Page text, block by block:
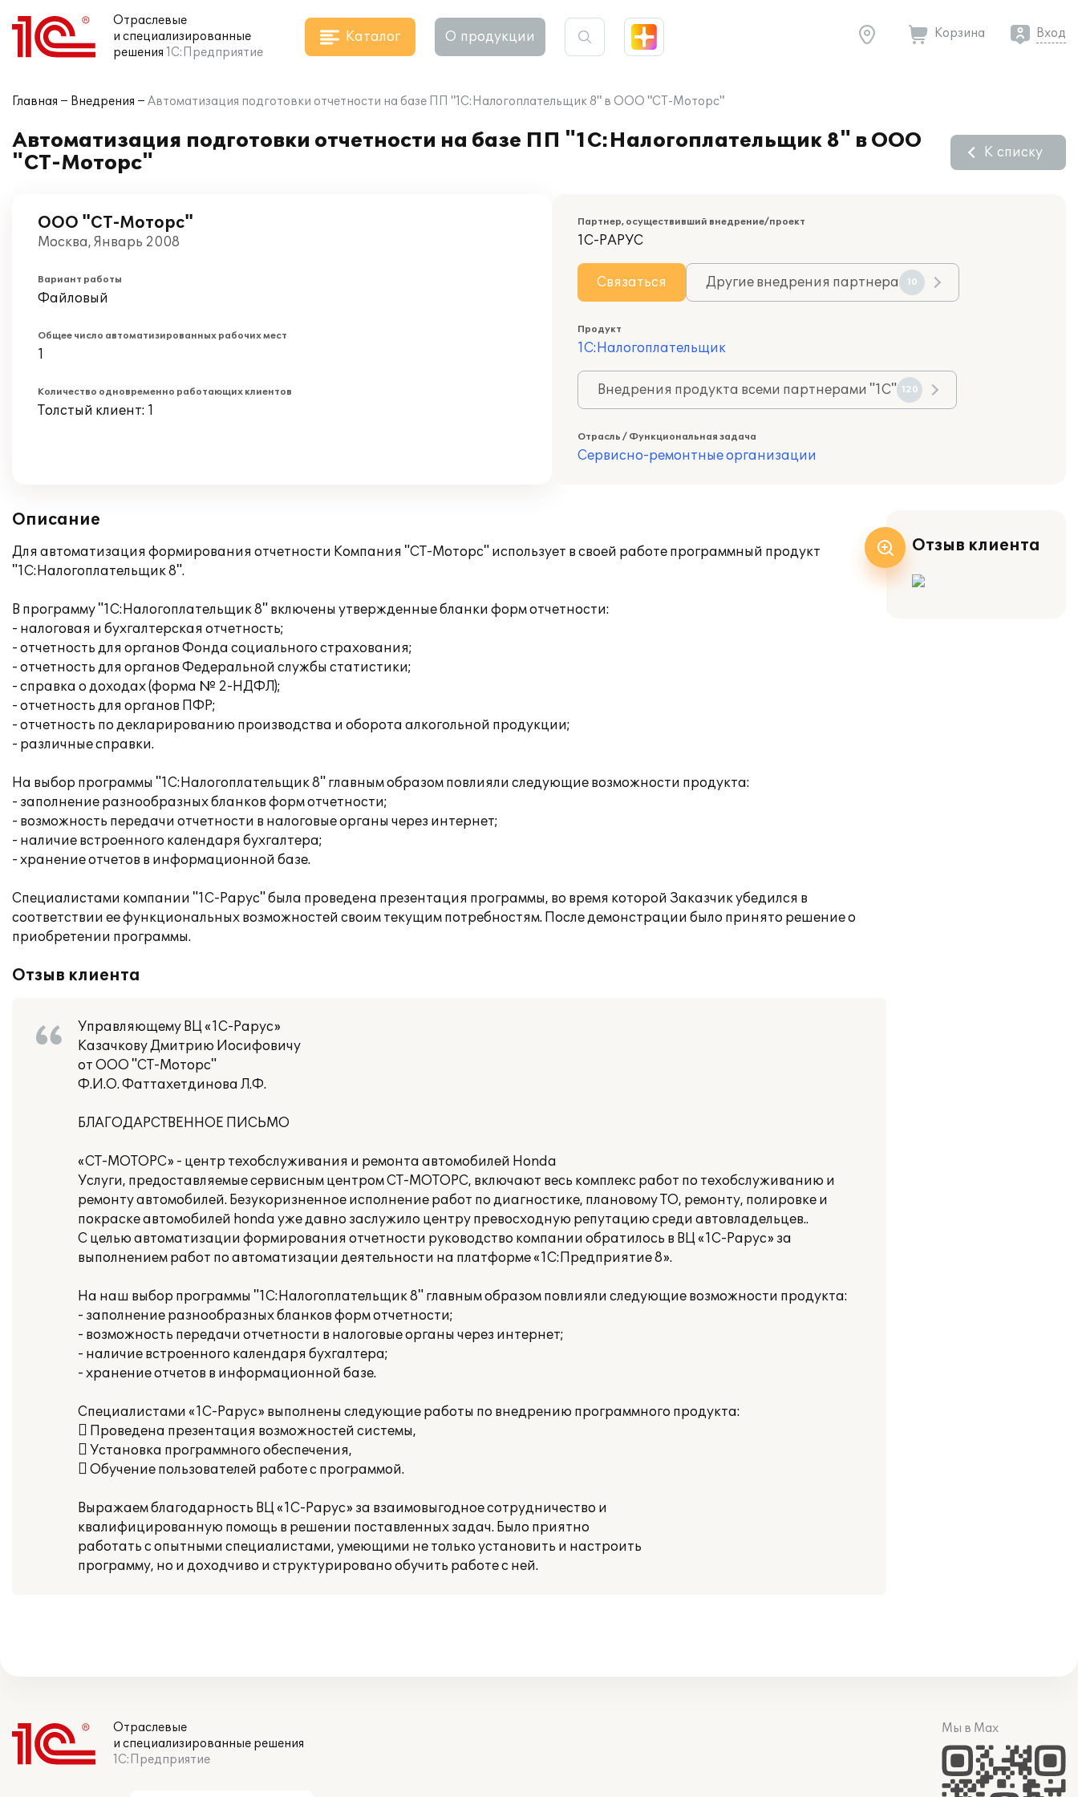
Отраслевые
и специализированные
решения 1С:Предприятие
Каталог О продукции Корзина Вход
Главная Внедрения Автоматизация подготовки отчетности на базе ПП "1С:Налогоплательщик 8" в ООО "СТ-Моторс"
Автоматизация подготовки отчетности на базе ПП "1С:Налогоплательщик 8" в ООО
"СТ-Моторс"
К списку
ООО "СТ-Моторс"
Москва, Январь 2008
Вариант работы
Файловый
Общее число автоматизированных рабочих мест
1
Количество одновременно работающих клиентов
Толстый клиент: 1
Партнер, осуществивший внедрение/проект
1С-РАРУС
Связаться Другие внедрения партнера 10
Продукт
1С:Налогоплательщик
Внедрения продукта всеми партнерами "1С" 120
Отрасль / Функциональная задача
Сервисно-ремонтные организации
Описание
Для автоматизация формирования отчетности Компания "СТ-Моторс" использует в своей работе программный продукт
"1С:Налогоплательщик 8".
В программу "1C:Налогоплательщик 8" включены утвержденные бланки форм отчетности:
- налоговая и бухгалтерская отчетность;
- отчетность для органов Фонда социального страхования;
- отчетность для органов Федеральной службы статистики;
- справка о доходах (форма № 2-НДФЛ);
- отчетность для органов ПФР;
- отчетность по декларированию производства и оборота алкогольной продукции;
- различные справки.
На выбор программы "1С:Налогоплательщик 8" главным образом повлияли следующие возможности продукта:
- заполнение разнообразных бланков форм отчетности;
- возможность передачи отчетности в налоговые органы через интернет;
- наличие встроенного календаря бухгалтера;
- хранение отчетов в информационной базе.
Специалистами компании "1С-Рарус" была проведена презентация программы, во время которой Заказчик убедился в
соответствии ее функциональных возможностей своим текущим потребностям. После демонстрации было принято решение о
приобретении программы.
Отзыв клиента
Управляющему ВЦ «1С-Рарус»
Казачкову Дмитрию Иосифовичу
от ООО "СТ-Моторс"
Ф.И.О. Фаттахетдинова Л.Ф.
БЛАГОДАРСТВЕННОЕ ПИСЬМО
«СТ-МОТОРС» - центр техобслуживания и ремонта автомобилей Honda
Услуги, предоставляемые сервисным центром СТ-МОТОРС, включают весь комплекс работ по техобслуживанию и
ремонту автомобилей. Безукоризненное исполнение работ по диагностике, плановому ТО, ремонту, полировке и
покраске автомобилей honda уже давно заслужило центру превосходную репутацию среди автовладельцев..
С целью автоматизации формирования отчетности руководство компании обратилось в ВЦ «1С-Рарус» за
выполнением работ по автоматизации деятельности на платформе «1С:Предприятие 8».
На наш выбор программы "1С:Налогоплательщик 8" главным образом повлияли следующие возможности продукта:
- заполнение разнообразных бланков форм отчетности;
- возможность передачи отчетности в налоговые органы через интернет;
- наличие встроенного календаря бухгалтера;
- хранение отчетов в информационной базе.
Специалистами «1С-Рарус» выполнены следующие работы по внедрению программного продукта:
 Проведена презентация возможностей системы,
 Установка программного обеспечения,
 Обучение пользователей работе с программой.
Выражаем благодарность ВЦ «1С-Рарус» за взаимовыгодное сотрудничество и
квалифицированную помощь в решении поставленных задач. Было приятно
работать с опытными специалистами, умеющими не только установить и настроить
программу, но и доходчиво и структурировано обучить работе с ней.
Отзыв клиента
Отраслевые
и специализированные решения
1С:Предприятие
Мы в Max